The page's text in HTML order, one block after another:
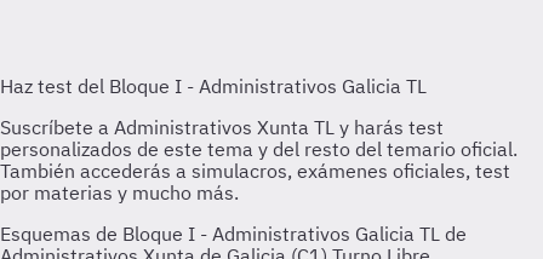
Esquemas de Bloque I - Administrativos Galicia TL de